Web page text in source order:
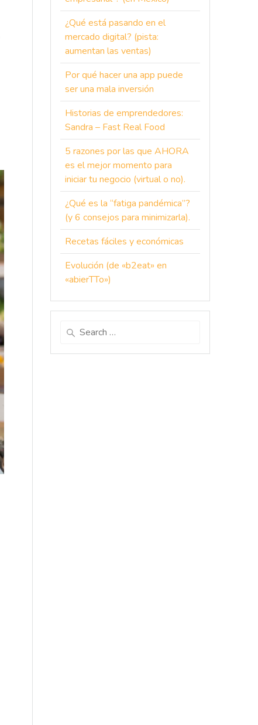
¿Qué está pasando en el
mercado digital? (pista:
aumentan las ventas)
Por qué hacer una app puede
ser una mala inversión
Historias de emprendedores:
Sandra – Fast Real Food
5 razones por las que AHORA
es el mejor momento para
iniciar tu negocio (virtual o no).
¿Qué es la “fatiga pandémica”?
(y 6 consejos para minimizarla).
Recetas fáciles y económicas
Evolución (de «b2eat» en
«abierTTo»)
Search